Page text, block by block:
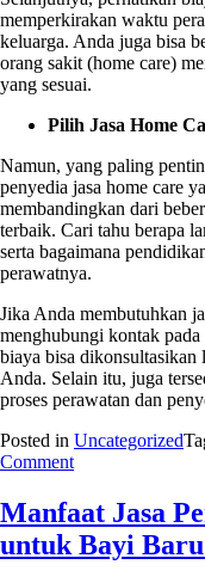
memperkirakan waktu
keluarga. Anda juga bisa
orang sakit (home care)
yang sesuai.
Pilih Jasa Home
Namun, yang paling
penyedia jasa home care
membandingkan dari
terbaik. Cari tahu berapa
serta bagaimana
perawatnya.
Jika Anda membutuhkan
menghubungi kontak
biaya bisa dikonsultasikan
Anda. Selain itu, juga
proses perawatan dan
Posted in Uncategorized
Commenton
Layanan
Jasa
Perawat
Manfaat Jasa
untuk Bayi